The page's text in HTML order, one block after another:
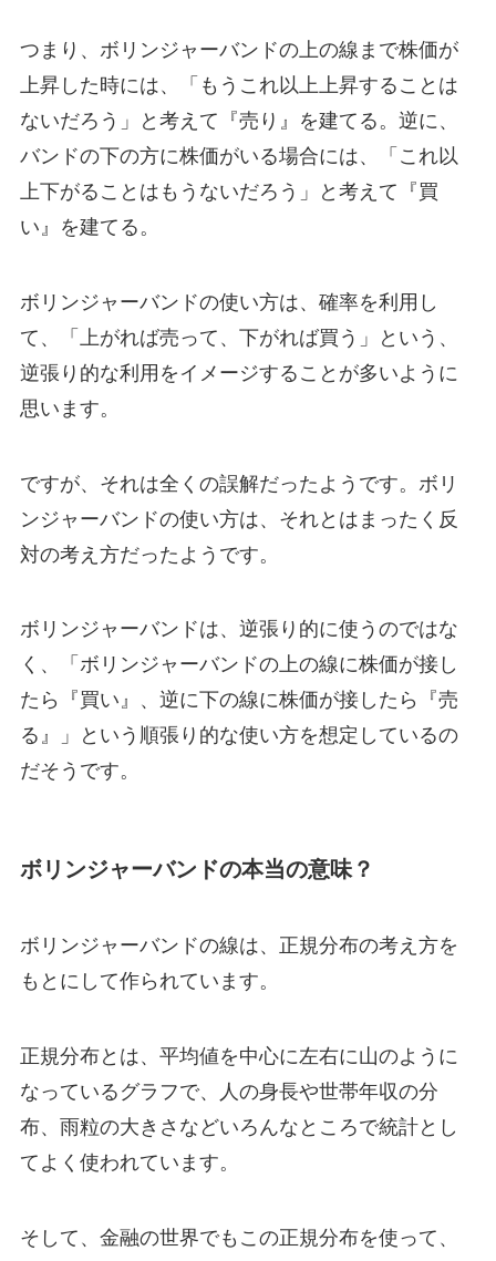
つまり、ボリンジャーバンドの上の線まで株価が
上昇した時には、「もうこれ以上上昇することは
ないだろう」と考えて『売り』を建てる。逆に、
バンドの下の方に株価がいる場合には、「これ以
上下がることはもうないだろう」と考えて『買
い』を建てる。
ボリンジャーバンドの使い方は、確率を利用し
て、「上がれば売って、下がれば買う」という、
逆張り的な利用をイメージすることが多いように
思います。
ですが、それは全くの誤解だったようです。ボリ
ンジャーバンドの使い方は、それとはまったく反
対の考え方だったようです。
ボリンジャーバンドは、逆張り的に使うのではな
く、「ボリンジャーバンドの上の線に株価が接し
たら『買い』、逆に下の線に株価が接したら『売
る』」という順張り的な使い方を想定しているの
だそうです。
ボリンジャーバンドの本当の意味？
ボリンジャーバンドの線は、正規分布の考え方を
もとにして作られています。
正規分布とは、平均値を中心に左右に山のように
なっているグラフで、人の身長や世帯年収の分
布、雨粒の大きさなどいろんなところで統計とし
てよく使われています。
そして、金融の世界でもこの正規分布を使って、